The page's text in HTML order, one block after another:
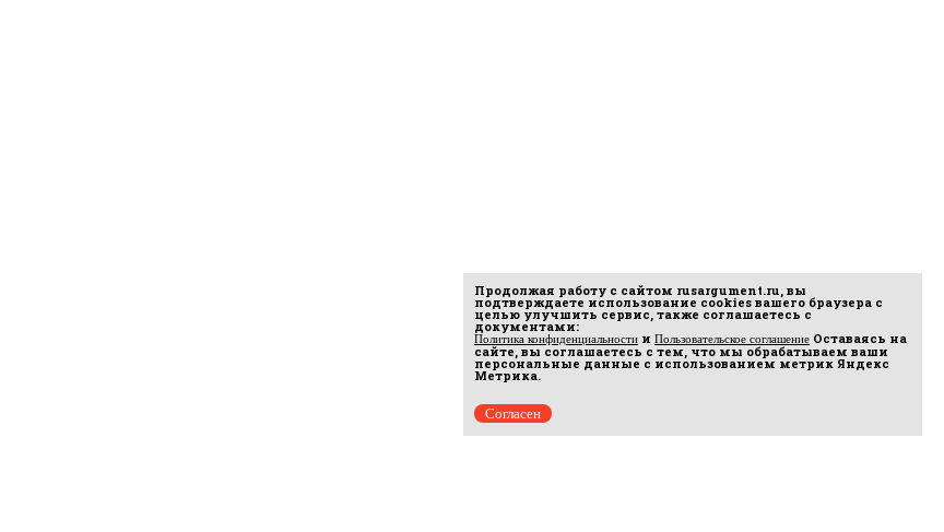
Продолжая работу с сайтом rusargument.ru, вы
подтверждаете использование cookies вашего браузера с
целью улучшить сервис, также соглашаетесь с
документами:
Политика конфиденциальности и Пользовательское соглашение Оставаясь на
сайте, вы соглашаетесь с тем, что мы обрабатываем ваши
персональные данные с использованием метрик Яндекс
Метрика.
Согласен